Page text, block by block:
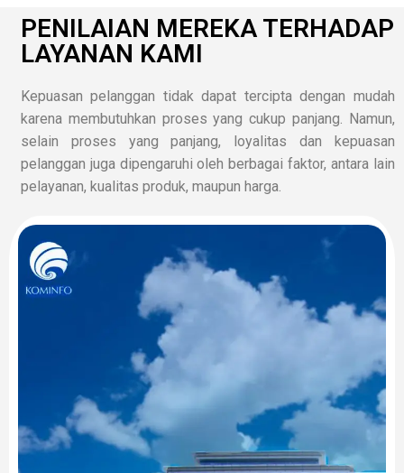
PENILAIAN MEREKA TERHADAP
LAYANAN KAMI
Kepuasan pelanggan tidak dapat tercipta dengan mudah
karena membutuhkan proses yang cukup panjang. Namun,
selain proses yang panjang, loyalitas dan kepuasan
pelanggan juga dipengaruhi oleh berbagai faktor, antara lain
pelayanan, kualitas produk, maupun harga.